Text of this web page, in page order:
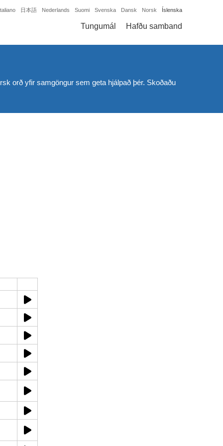
日本語 Nederlands Suomi Svenska Dansk Norsk Íslenska
Tungumál Hafðu samband
orð yfir samgöngur sem geta hjálpað þér. Skoðaðu